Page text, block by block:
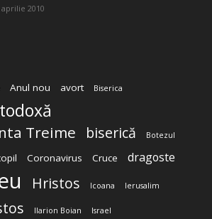
aprilie 2010
Anul nou avort Biserica
Treime biserică Botezul
Coronavirus Cruce dragoste
Hristos Icoana Ierusalim
Ilarion Boian Israel